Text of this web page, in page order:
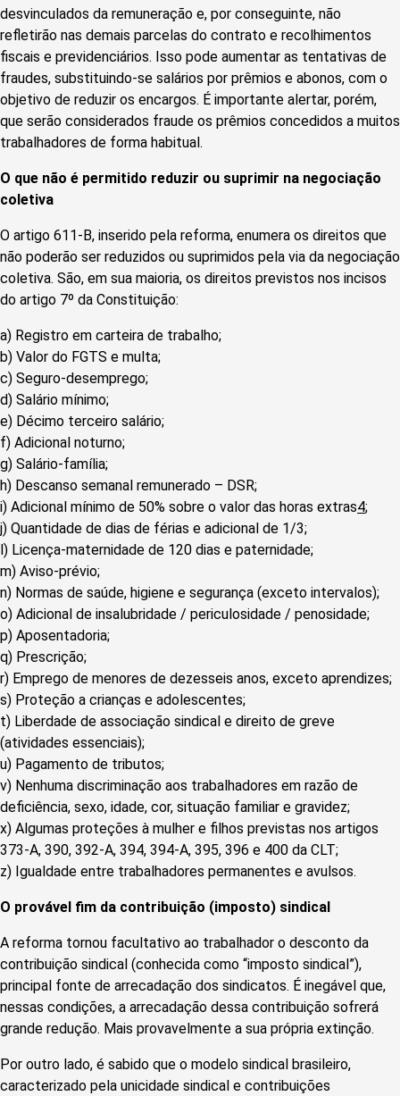
desvinculados da remuneração e, por conseguinte, não
refletirão nas demais parcelas do contrato e recolhimentos
fiscais e previdenciários. Isso pode aumentar as tentativas de
fraudes, substituindo-se salários por prêmios e abonos, com o
objetivo de reduzir os encargos. É importante alertar, porém,
que serão considerados fraude os prêmios concedidos a muitos
trabalhadores de forma habitual.
O que não é permitido reduzir ou suprimir na negociação
coletiva
O artigo 611-B, inserido pela reforma, enumera os direitos que
não poderão ser reduzidos ou suprimidos pela via da negociação
coletiva. São, em sua maioria, os direitos previstos nos incisos
do artigo 7º da Constituição:
a) Registro em carteira de trabalho;
b) Valor do FGTS e multa;
c) Seguro-desemprego;
d) Salário mínimo;
e) Décimo terceiro salário;
f) Adicional noturno;
g) Salário-família;
h) Descanso semanal remunerado – DSR;
i) Adicional mínimo de 50% sobre o valor das horas extras4;
j) Quantidade de dias de férias e adicional de 1/3;
l) Licença-maternidade de 120 dias e paternidade;
m) Aviso-prévio;
n) Normas de saúde, higiene e segurança (exceto intervalos);
o) Adicional de insalubridade / periculosidade / penosidade;
p) Aposentadoria;
q) Prescrição;
r) Emprego de menores de dezesseis anos, exceto aprendizes;
s) Proteção a crianças e adolescentes;
t) Liberdade de associação sindical e direito de greve
(atividades essenciais);
u) Pagamento de tributos;
v) Nenhuma discriminação aos trabalhadores em razão de
deficiência, sexo, idade, cor, situação familiar e gravidez;
x) Algumas proteções à mulher e filhos previstas nos artigos
373-A, 390, 392-A, 394, 394-A, 395, 396 e 400 da CLT;
z) Igualdade entre trabalhadores permanentes e avulsos.
O provável fim da contribuição (imposto) sindical
A reforma tornou facultativo ao trabalhador o desconto da
contribuição sindical (conhecida como “imposto sindical”),
principal fonte de arrecadação dos sindicatos. É inegável que,
nessas condições, a arrecadação dessa contribuição sofrerá
grande redução. Mais provavelmente a sua própria extinção.
Por outro lado, é sabido que o modelo sindical brasileiro,
caracterizado pela unicidade sindical e contribuições